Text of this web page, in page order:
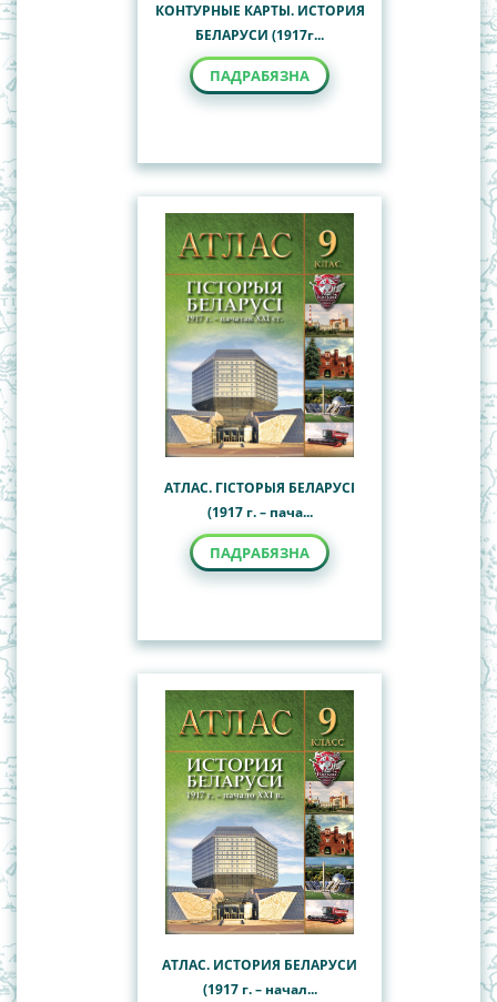
КОНТУРНЫЕ КАРТЫ. ИСТОРИЯ
БЕЛАРУСИ (1917г...
ПАДРАБЯЗНА
АТЛАС. ГІСТОРЫЯ БЕЛАРУСІ
(1917 г. – пача...
ПАДРАБЯЗНА
АТЛАС. ИСТОРИЯ БЕЛАРУСИ
(1917 г. – начал...